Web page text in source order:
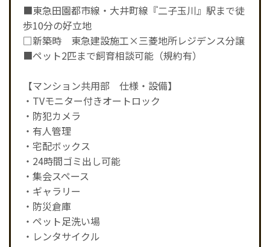
■東急田園都市線・大井町線『二子玉川』駅まで徒
歩10分の好立地
□新築時 東急建設施工×三菱地所レジデンス分譲
■ペット2匹まで飼育相談可能（規約有）
【マンション共用部 仕様・設備】
・TVモニター付きオートロック
・防犯カメラ
・有人管理
・宅配ボックス
・24時間ゴミ出し可能
・集会スペース
・ギャラリー
・防災倉庫
・ペット足洗い場
・レンタサイクル